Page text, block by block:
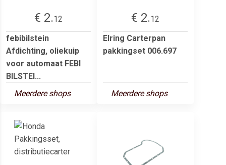
€ 2.12
febibilstein
Afdichting, oliekuip
voor automaat FEBI
BILSTEI...
Meerdere shops
€ 2.12
Elring Carterpan
pakkingset 006.697
Meerdere shops